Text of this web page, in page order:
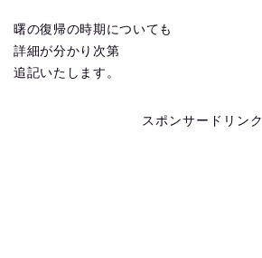
曙の復帰の時期についても
詳細が分かり次第
追記いたします。
スポンサードリンク